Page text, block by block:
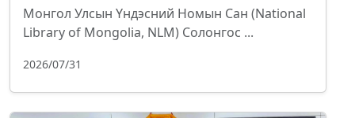
Монгол Улсын Үндэсний Номын Сан (National
Library of Mongolia, NLM) Солонгос ...
2026/07/31